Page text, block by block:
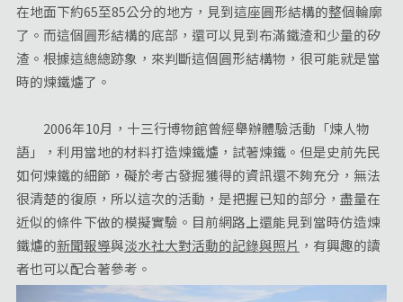
在地面下約65至85公分的地方，見到這座圓形結構的整個輪廓
了。而這個圓形結構的底部，還可以見到布滿鐵渣和少量的矽
渣。根據這總總跡象，來判斷這個圓形結構物，很可能就是當
時的煉鐵爐了。
2006年10月，十三行博物館曾經舉辦體驗活動「煉人物
語」，利用當地的材料打造煉鐵爐，試著煉鐵。但是史前先民
如何煉鐵的細節，礙於考古發掘獲得的資訊還不夠充分，無法
很清楚的復原，所以這次的活動，是把握已知的部分，盡量在
近似的條件下做的模擬實驗。目前網路上還能見到當時仿造煉
鐵爐的新聞報導與淡水社大對活動的記錄與照片 ，有興趣的讀
者也可以配合著參考。